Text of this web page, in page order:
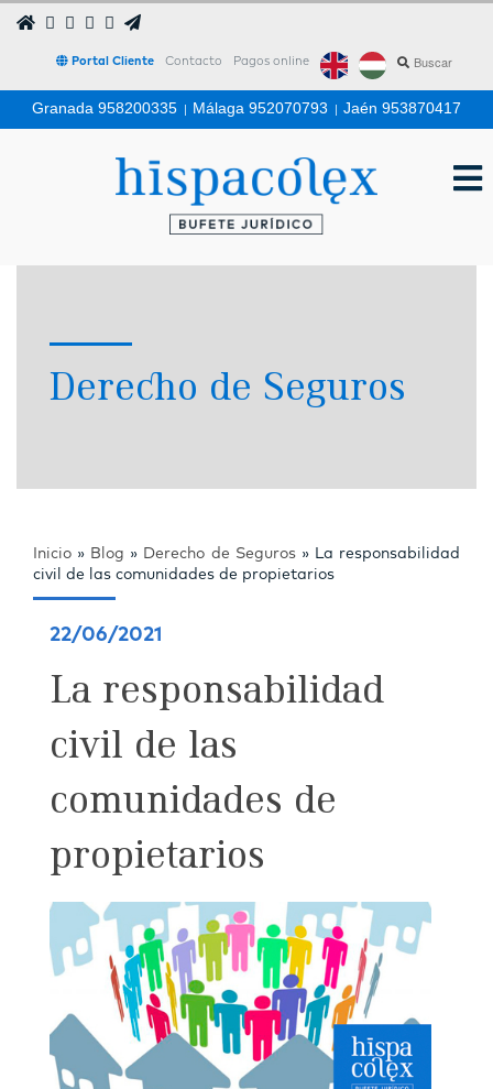
Portal Cliente Contacto Pagos online
Granada 958200335 | Málaga 952070793 | Jaén 953870417
Derecho de Seguros
Inicio » Blog » Derecho de Seguros»
La responsabilidad
civil de las comunidades de propietarios
22/06/2021
La responsabilidad
civil de las
comunidades de
propietarios